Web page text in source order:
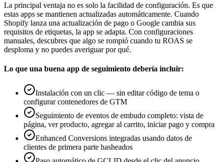
La principal ventaja no es solo la facilidad de configuración. Es que
estas apps se mantienen actualizadas automáticamente. Cuando
Shopify lanza una actualización de pago o Google cambia sus
requisitos de etiquetas, la app se adapta. Con configuraciones
manuales, descubres que algo se rompió cuando tu ROAS se
desploma y no puedes averiguar por qué.
Lo que una buena app de seguimiento debería incluir:
Instalación con un clic — sin editar código de tema o
configurar contenedores de GTM
Seguimiento de eventos de embudo completo: vista de
página, ver producto, agregar al carrito, iniciar pago y compra
Enhanced Conversions integradas usando datos de
clientes de primera parte hasheados